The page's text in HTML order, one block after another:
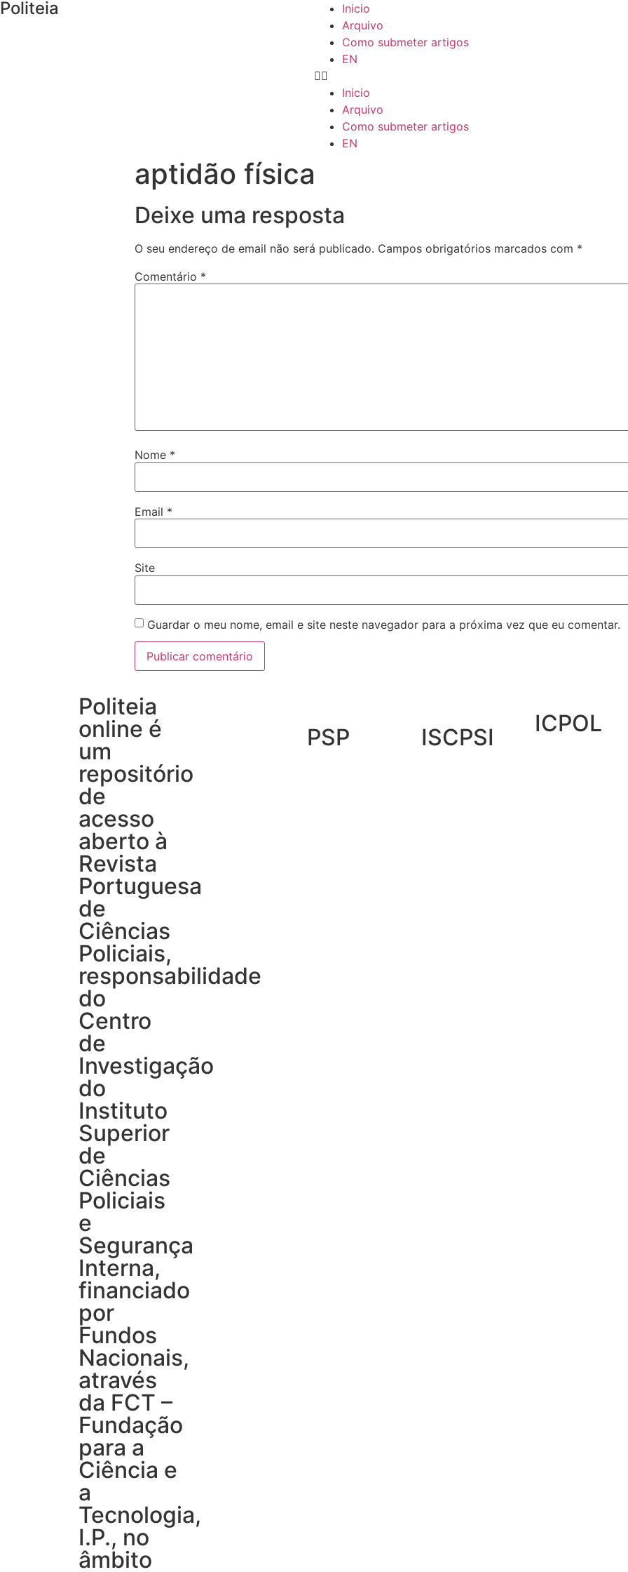
Politeia
Inicio
Arquivo
Como submeter artigos
EN
Inicio
Arquivo
Como submeter artigos
EN
aptidão física
Deixe uma resposta
O seu endereço de email não será publicado. Campos obrigatórios marcados com *
Comentário *
Nome *
Email *
Site
Guardar o meu nome, email e site neste navegador para a próxima vez que eu comentar.
Politeia
online é
um
repositório
de
acesso
aberto à
Revista
Portuguesa
de
Ciências
Policiais,
responsabilidade
do
Centro
de
Investigação
do
Instituto
Superior
de
Ciências
Policiais
e
Segurança
Interna,
financiado
por
Fundos
Nacionais,
através
da FCT –
Fundação
para a
Ciência e
a
Tecnologia,
I.P., no
âmbito
PSP ISCPSI
ICPOL